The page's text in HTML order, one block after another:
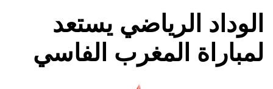
الوداد الرياضي يستعد
لمباراة المغرب الفاسي